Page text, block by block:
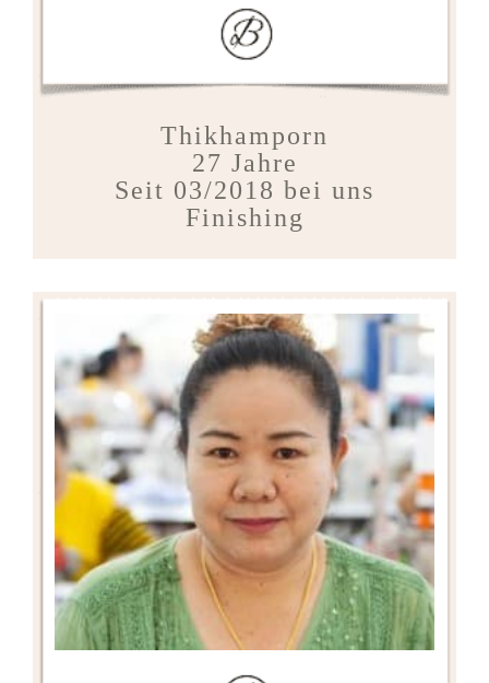
Thikhamporn
27 Jahre
Seit 03/2018 bei uns
Finishing